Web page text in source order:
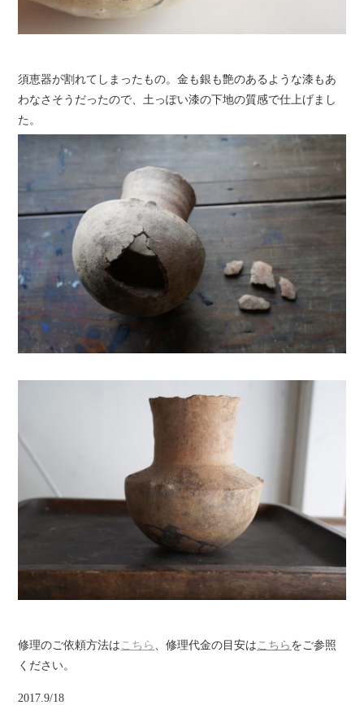
須恵器が割れてしまったもの。金も銀も艶のあるような漆もあ
わなさそうだったので、土っぽい漆の下地の質感で仕上げまし
た。
修理のご依頼方法は こちら 、修理代金の目安は こちら をご参照
ください。
2017.9/18